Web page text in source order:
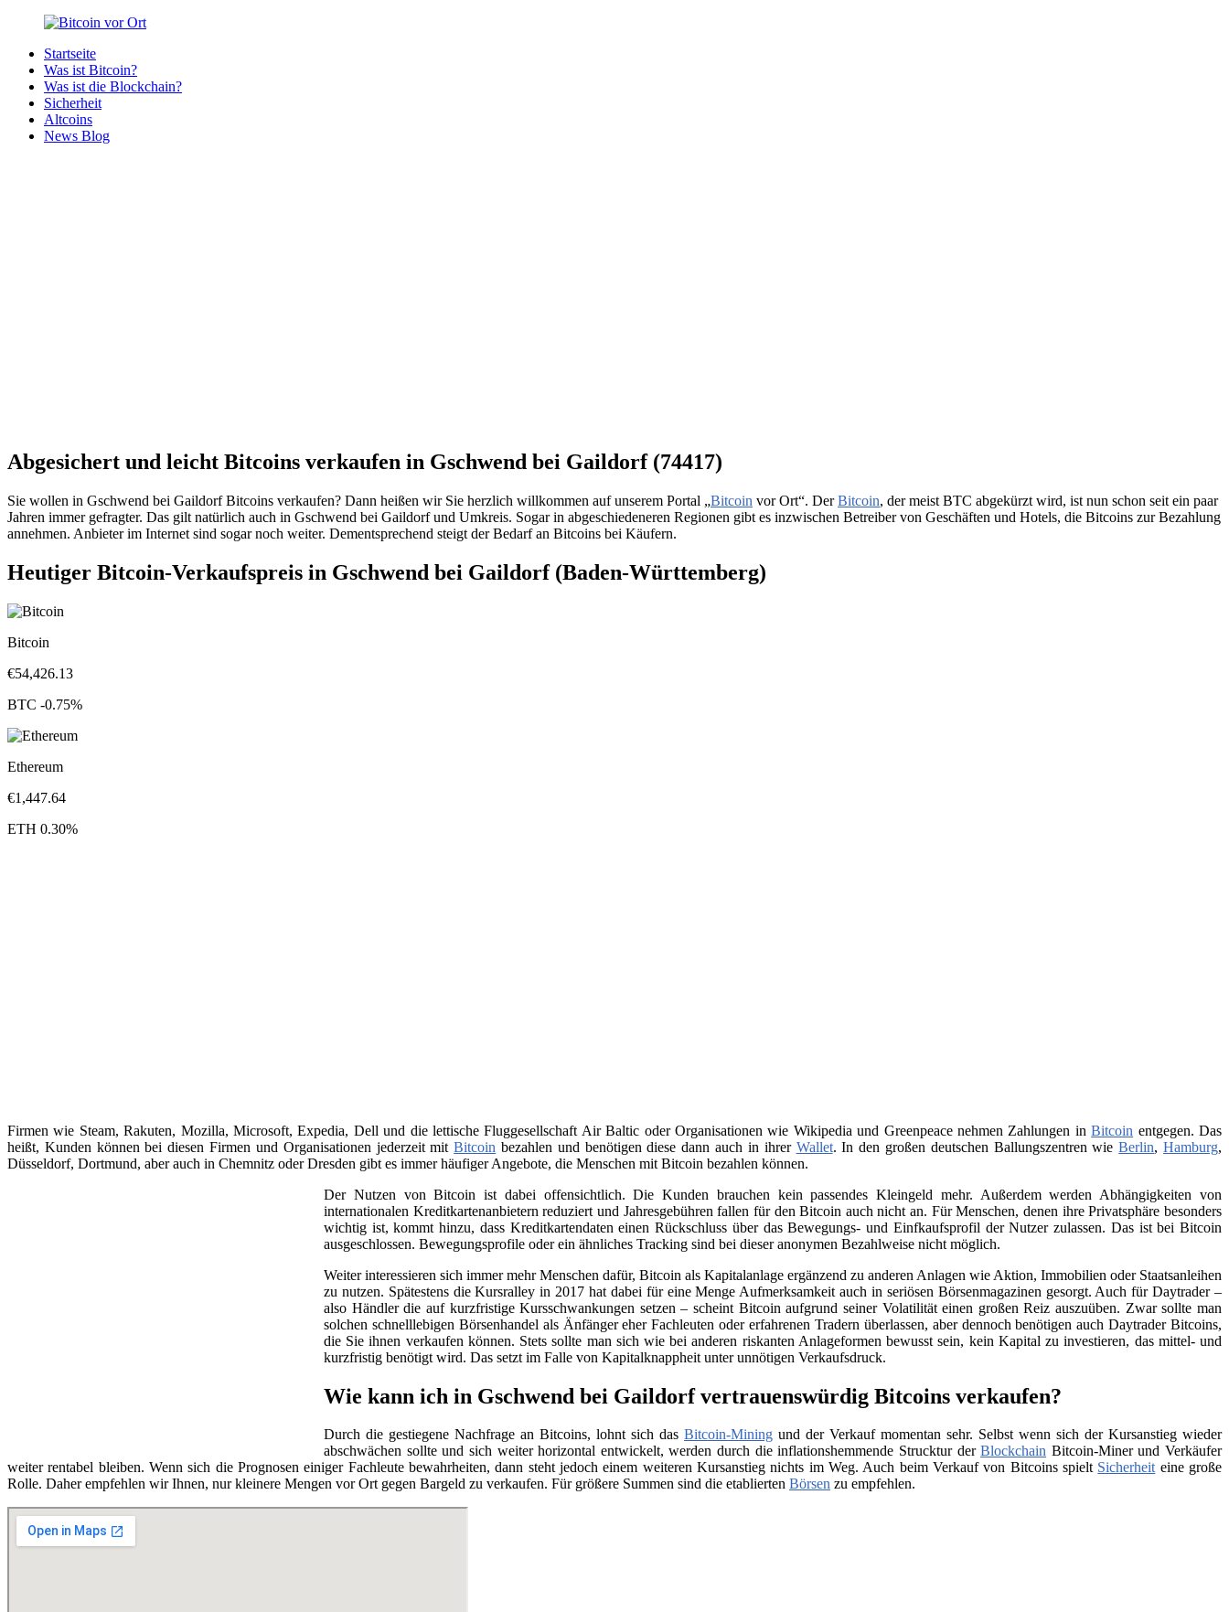
Zurück
Inhalt
Bitcoin
Bitcoins
deiner
Region
Startseite
Was ist Bitcoin?
Was ist die Blockchain?
Sicherheit
Altcoins
News Blog
Abgesichert und leicht Bitcoins verkaufen in Gschwend bei Gaildorf (74417)
Sie wollen in Gschwend bei Gaildorf Bitcoins verkaufen? Dann heißen wir Sie herzlich willkommen auf unserem Portal „Bitcoin vor Ort“. DerBitcoin, der meist BTC abgekürzt wird, ist nun schon seit ein paar
Jahren immer gefragter. Das gilt natürlich auch in Gschwend bei Gaildorf und Umkreis. Sogar in abgeschiedeneren Regionen gibt es inzwischen Betreiber von Geschäften und Hotels, die Bitcoins zur Bezahlung
annehmen. Anbieter im Internet sind sogar noch weiter. Dementsprechend steigt der Bedarf an Bitcoins bei Käufern.
Heutiger Bitcoin-Verkaufspreis in Gschwend bei Gaildorf (Baden-Württemberg)
Bitcoin
€54,426.13
BTC -0.75%
Ethereum
€1,447.64
ETH 0.30%
Firmen wie Steam, Rakuten, Mozilla, Microsoft, Expedia, Dell und die lettische Fluggesellschaft Air Baltic oder Organisationen wie Wikipedia und Greenpeace nehmen Zahlungen inBitcoin entgegen. Das
heißt, Kunden können bei diesen Firmen und Organisationen jederzeit mitBitcoin bezahlen und benötigen diese dann auch in ihrer Wallet. In den großen deutschen Ballungszentren wieBerlin,Hamburg,
Düsseldorf, Dortmund, aber auch in Chemnitz oder Dresden gibt es immer häufiger Angebote, die Menschen mit Bitcoin bezahlen können.
Der Nutzen von Bitcoin ist dabei offensichtlich. Die Kunden brauchen kein passendes Kleingeld mehr. Außerdem werden Abhängigkeiten von
internationalen Kreditkartenanbietern reduziert und Jahresgebühren fallen für den Bitcoin auch nicht an. Für Menschen, denen ihre Privatsphäre besonders
wichtig ist, kommt hinzu, dass Kreditkartendaten einen Rückschluss über das Bewegungs- und Einfkaufsprofil der Nutzer zulassen. Das ist bei Bitcoin
ausgeschlossen. Bewegungsprofile oder ein ähnliches Tracking sind bei dieser anonymen Bezahlweise nicht möglich.
Weiter interessieren sich immer mehr Menschen dafür, Bitcoin als Kapitalanlage ergänzend zu anderen Anlagen wie Aktion, Immobilien oder Staatsanleihen
zu nutzen. Spätestens die Kursralley in 2017 hat dabei für eine Menge Aufmerksamkeit auch in seriösen Börsenmagazinen gesorgt. Auch für Daytrader –
also Händler die auf kurzfristige Kursschwankungen setzen – scheint Bitcoin aufgrund seiner Volatilität einen großen Reiz auszuüben. Zwar sollte man
solchen schnelllebigen Börsenhandel als Änfänger eher Fachleuten oder erfahrenen Tradern überlassen, aber dennoch benötigen auch Daytrader Bitcoins,
die Sie ihnen verkaufen können. Stets sollte man sich wie bei anderen riskanten Anlageformen bewusst sein, kein Kapital zu investieren, das mittel- und
kurzfristig benötigt wird. Das setzt im Falle von Kapitalknappheit unter unnötigen Verkaufsdruck.
Wie kann ich in Gschwend bei Gaildorf vertrauenswürdig Bitcoins verkaufen?
Durch die gestiegene Nachfrage an Bitcoins, lohnt sich das Bitcoin-Mining und der Verkauf momentan sehr. Selbst wenn sich der Kursanstieg wieder
abschwächen sollte und sich weiter horizontal entwickelt, werden durch die inflationshemmende Strucktur derBlockchain Bitcoin-Miner und Verkäufer
weiter rentabel bleiben. Wenn sich die Prognosen einiger Fachleute bewahrheiten, dann steht jedoch einem weiteren Kursanstieg nichts im Weg. Auch beim Verkauf von Bitcoins spielt Sicherheiteine große
Rolle. Daher empfehlen wir Ihnen, nur kleinere Mengen vor Ort gegen Bargeld zu verkaufen. Für größere Summen sind die etablierten Börsen zu empfehlen.